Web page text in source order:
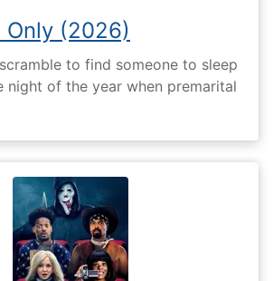
Only (2026)
to find someone to sleep
night of the year when premarital